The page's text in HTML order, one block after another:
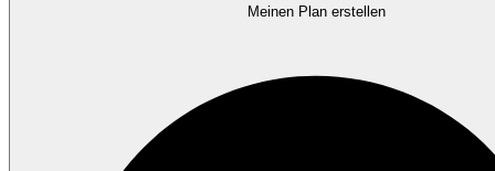
Meinen Plan erstellen